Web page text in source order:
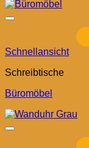
Schnellansicht
Schreibtische
Büromöbel